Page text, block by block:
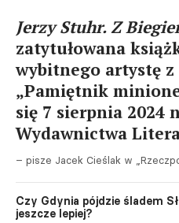
Jerzy Stuhr. Z
zatytułowana
wybitnego artystę
„Pamiętnik
się 7 sierpnia 2024
Wydawnictwa
– pisze Jacek Cieślak w
Czy Gdynia pójdzie śladem
jeszcze lepiej?